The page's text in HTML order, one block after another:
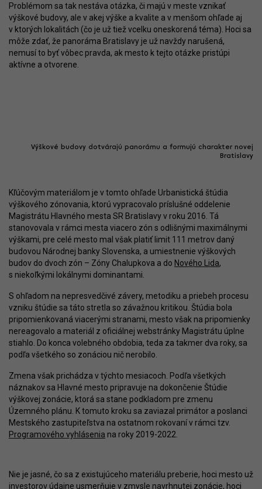
Problémom sa tak nestáva otázka, či majú v meste vznikať
výškové budovy, ale v akej výške a kvalite a v menšom ohľade aj
v ktorých lokalitách (čo je už tiež vcelku oneskorená téma). Hoci sa
môže zdať, že panoráma Bratislavy je už navždy narušená,
nemusí to byť vôbec pravda, ak mesto k tejto otázke pristúpi
aktívne a otvorene.
Výškové budovy dotvárajú panorámu a formujú charakter novej
Bratislavy
Kľúčovým materiálom je v tomto ohľade Urbanistická štúdia
výškového zónovania, ktorú vypracovalo príslušné oddelenie
Magistrátu Hlavného mesta SR Bratislavy v roku 2016. Tá
stanovovala v rámci mesta viacero zón s odlišnými maximálnymi
výškami, pre celé mesto mal však platiť limit 111 metrov daný
budovou Národnej banky Slovenska, a umiestnenie výškových
budov do dvoch zón – Zóny Chalupkova a do Nového Lida,
s niekoľkými lokálnymi dominantami.
S ohľadom na nepresvedčivé závery, metodiku a priebeh procesu
vzniku štúdie sa táto stretla so závažnou kritikou. Štúdia bola
pripomienkovaná viacerými stranami, mesto však na pripomienky
nereagovalo a materiál z oficiálnej webstránky Magistrátu úplne
stiahlo. Do konca volebného obdobia, teda za takmer dva roky, sa
podľa všetkého so zonáciou nič nerobilo.
Zmena však prichádza v týchto mesiacoch. Podľa všetkých
náznakov sa Hlavné mesto pripravuje na dokončenie Štúdie
výškovej zonácie, ktorá sa stane podkladom pre zmenu
Územného plánu. K tomuto kroku sa zaviazal primátor a poslanci
Mestského zastupiteľstva na ostatnom rokovaní v rámci tzv.
Programového vyhlásenia na roky 2019-2022.
Nie je jasné, čo sa z existujúceho materiálu preberie, hoci mesto už
investorov údajne usmerňuje v zmysle navrhnutej zonácie, hoci